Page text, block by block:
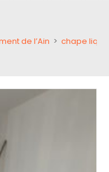
de l’Ain > chape